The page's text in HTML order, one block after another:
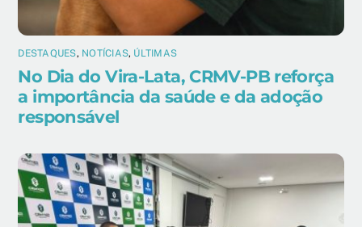
DESTAQUES, NOTÍCIAS, ÚLTIMAS
No Dia do Vira-Lata, CRMV-PB reforça
a importância da saúde e da adoção
responsável